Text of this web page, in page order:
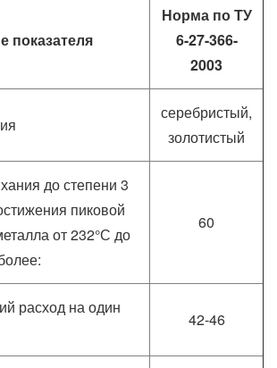
показателя
Норма по ТУ
6-27-366-
2003
серебристый,
золотистый
до степени 3
пиковой
от 232°С до
60
расход на один
42-46